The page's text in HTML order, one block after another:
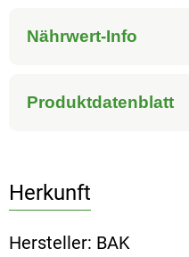
Nährwert-Info
Produktdatenblatt
Herkunft
Hersteller: BAK